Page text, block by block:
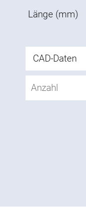
Länge (mm)